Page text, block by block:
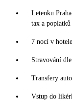
Letenku
tax a poplatků
7 nocí v
Stravování
Transfery
Vstup do